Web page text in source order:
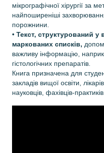
мікрографічної хірургії за
найпоширеніші
порожнини.
• Текст, структурований у
маркованих списків,
важливу інформацію,
гістологічних препаратів.
Книга призначена для
закладів вищої освіти,
науковців, фахівців-практиків.